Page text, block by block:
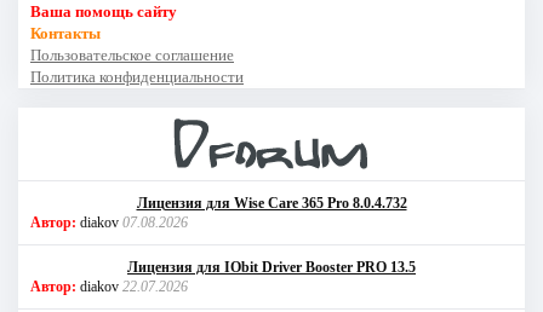
Ваша помощь сайту
Контакты
Пользовательское соглашение
Политика конфиденциальности
Лицензия для Wise Care 365 Pro 8.0.4.732
Автор: diakov 07.08.2026
Лицензия для IObit Driver Booster PRO 13.5
Автор: diakov 22.07.2026